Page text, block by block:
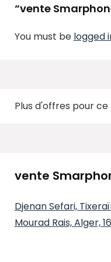
“vente
You must be logged
Plus d'offres pour
vente
Djenan Sefari,
Mourad Rais, Alger,